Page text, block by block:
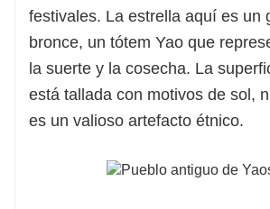
festivales. La estrella aquí es un
bronce, un tótem Yao que
la suerte y la cosecha. La
está tallada con motivos de sol,
es un valioso artefacto étnico.